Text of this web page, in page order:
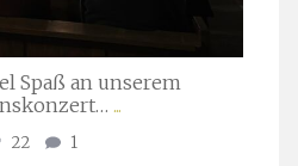
Spaß an unserem
...
22 1